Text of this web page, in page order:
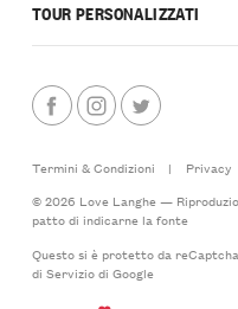
TOUR PERSONALIZZATI
Termini & Condizioni |
Privacy
© 2026 Love Langhe —
patto di indicarne la fonte
Questo si è protetto da
di Serviziodi Google